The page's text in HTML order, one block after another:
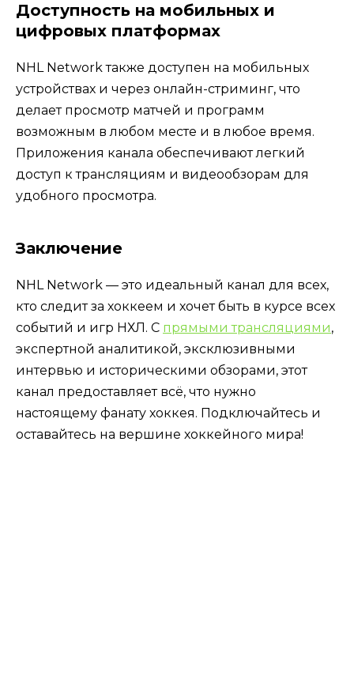
Доступность на мобильных и
цифровых платформах
NHL Network также доступен на мобильных
устройствах и через онлайн-стриминг, что
делает просмотр матчей и программ
возможным в любом месте и в любое время.
Приложения канала обеспечивают легкий
доступ к трансляциям и видеообзорам для
удобного просмотра.
Заключение
NHL Network — это идеальный канал для всех,
кто следит за хоккеем и хочет быть в курсе всех
событий и игр НХЛ. С прямыми трансляциями,
экспертной аналитикой, эксклюзивными
интервью и историческими обзорами, этот
канал предоставляет всё, что нужно
настоящему фанату хоккея. Подключайтесь и
оставайтесь на вершине хоккейного мира!